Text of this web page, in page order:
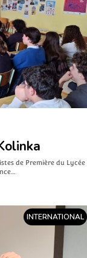
de Première du Lycée
INTERNATIONAL